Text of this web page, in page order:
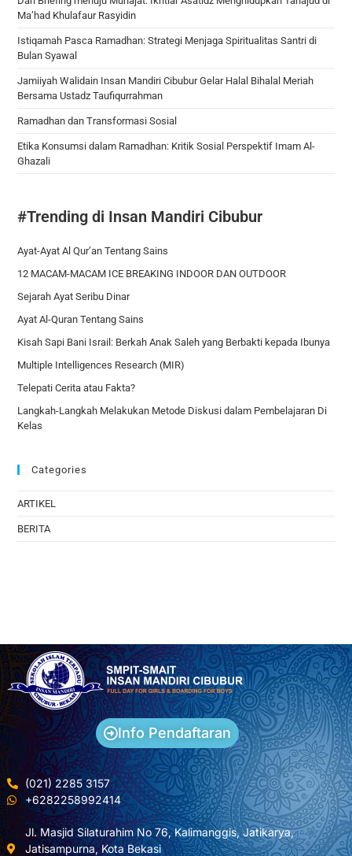
Ma’had Khulafaur Rasyidin
Istiqamah Pasca Ramadhan: Strategi Menjaga Spiritualitas Santri di
Bulan Syawal
Jamiiyah Walidain Insan Mandiri Cibubur Gelar Halal Bihalal Meriah
Bersama Ustadz Taufiqurrahman
Ramadhan dan Transformasi Sosial
Etika Konsumsi dalam Ramadhan: Kritik Sosial Perspektif Imam Al-
Ghazali
#Trending di Insan Mandiri Cibubur
Ayat-Ayat Al Qur’an Tentang Sains
12 MACAM-MACAM ICE BREAKING INDOOR DAN OUTDOOR
Sejarah Ayat Seribu Dinar
Ayat Al-Quran Tentang Sains
Kisah Sapi Bani Israil: Berkah Anak Saleh yang Berbakti kepada Ibunya
Multiple Intelligences Research (MIR)
Telepati Cerita atau Fakta?
Langkah-Langkah Melakukan Metode Diskusi dalam Pembelajaran Di
Kelas
Categories
ARTIKEL
BERITA
Info Pendaftaran
(021) 2285 3157
+6282258992414
Jl. Masjid Silaturahim No 76, Kalimanggis, Jatikarya,
Jatisampurna, Kota Bekasi